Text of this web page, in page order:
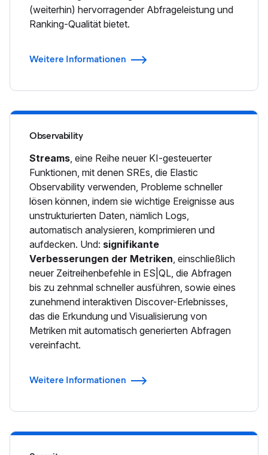
(weiterhin) hervorragender Abfrageleistung und
Ranking-Qualität bietet.
Weitere Informationen
Observability
Streams , eine Reihe neuer KI-gesteuerter
Funktionen, mit denen SREs, die Elastic
Observability verwenden, Probleme schneller
lösen können, indem sie wichtige Ereignisse aus
unstrukturierten Daten, nämlich Logs,
automatisch analysieren, komprimieren und
aufdecken. Und: signifikante
Verbesserungen der Metriken , einschließlich
neuer Zeitreihenbefehle in ES|QL, die Abfragen
bis zu zehnmal schneller ausführen, sowie eines
zunehmend interaktiven Discover-Erlebnisses,
das die Erkundung und Visualisierung von
Metriken mit automatisch generierten Abfragen
vereinfacht.
Weitere Informationen